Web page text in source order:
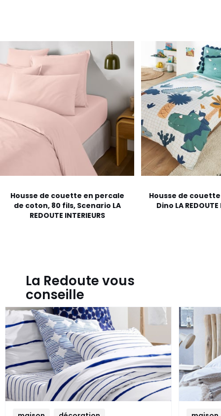
Housse de couette en percale
de coton, 80 fils, Scenario LA
REDOUTE INTERIEURS
Housse de
Dino LA REDOUTE
La Redoute vous
conseille